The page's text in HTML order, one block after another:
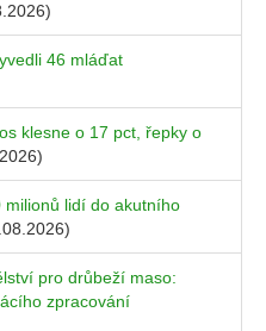
46 mláďat
klesne o 17 pct, řepky o
milionů lidí do akutního
pro drůbeží maso:
zpracování